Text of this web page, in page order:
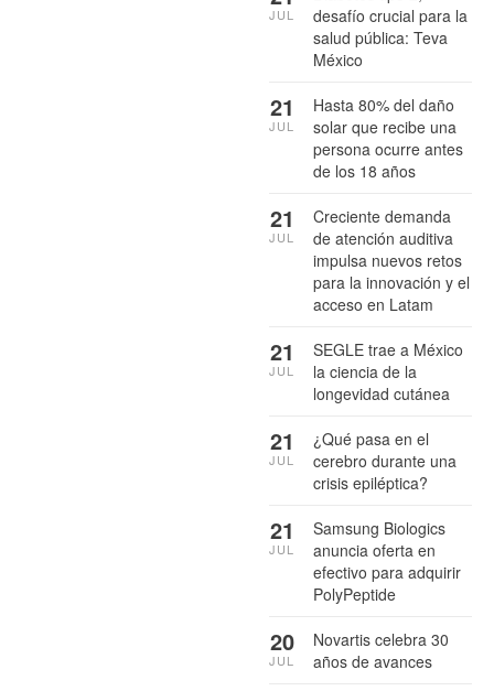
desafío crucial para la
salud pública: Teva
México
JUL
Hasta 80% del daño
solar que recibe una
persona ocurre antes
de los 18 años
21
JUL
Creciente demanda
de atención auditiva
impulsa nuevos retos
para la innovación y el
acceso en Latam
21
JUL
SEGLE trae a México
la ciencia de la
longevidad cutánea
21
JUL
¿Qué pasa en el
cerebro durante una
crisis epiléptica?
21
JUL
Samsung Biologics
anuncia oferta en
efectivo para adquirir
PolyPeptide
21
JUL
Novartis celebra 30
años de avances
20
JUL